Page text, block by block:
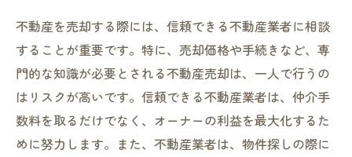
不動産を売却する際には、信頼できる不動産業者に相談
することが重要です。特に、売却価格や手続きなど、専
門的な知識が必要とされる不動産売却は、一人で行うの
はリスクが高いです。信頼できる不動産業者は、仲介手
数料を取るだけでなく、オーナーの利益を最大化するた
めに努力します。また、不動産業者は、物件探しの際に